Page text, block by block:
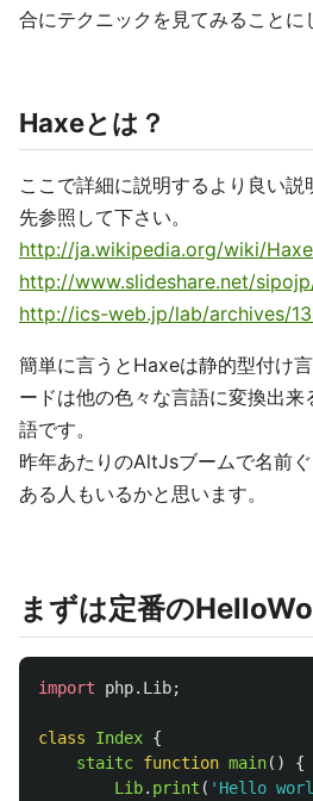
合にテクニックを見てみることに
Haxeとは？
ここで詳細に説明するより良い説
先参照して下さい。
http://ja.wikipedia.org/wiki/Haxe
http://www.slideshare.net/
http://ics-web.jp/lab/archives/
簡単に言うとHaxeは静的型付け
ードは他の色々な言語に変換出
語です。
昨年あたりのAltJsブームで名前
ある人もいるかと思います。
まずは定番の
import php.Lib;
class Index {
staitc function main()
{
Lib. print ( 'Hello